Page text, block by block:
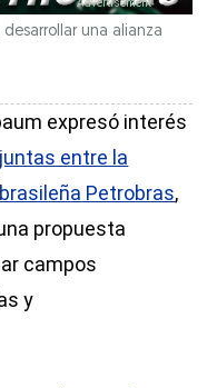
una alianza
expresó interés
entre la
Petrobras,
propuesta
campos
y